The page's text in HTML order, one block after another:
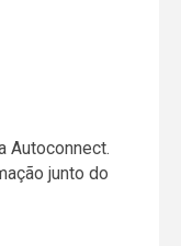
Autoconnect.
junto do